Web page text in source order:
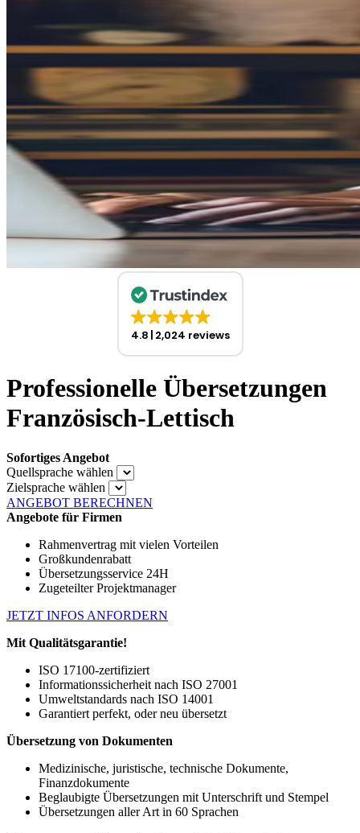
4.8 2,024 reviews
Professionelle Übersetzungen
Französisch-Lettisch
Sofortiges Angebot
Quellsprache wählen
Zielsprache wählen
ANGEBOT BERECHNEN
Angebote für Firmen
Rahmenvertrag mit vielen Vorteilen
Großkundenrabatt
Übersetzungsservice 24H
Zugeteilter Projektmanager
JETZT INFOS ANFORDERN
Mit Qualitätsgarantie!
ISO 17100-zertifiziert
Informationssicherheit nach ISO 27001
Umweltstandards nach ISO 14001
Garantiert perfekt, oder neu übersetzt
Übersetzung von Dokumenten
Medizinische, juristische, technische Dokumente,
Finanzdokumente
Beglaubigte Übersetzungen mit Unterschrift und Stempel
Übersetzungen aller Art in 60 Sprachen